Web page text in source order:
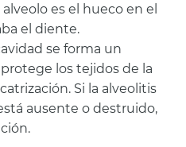
es el hueco en el
el diente.
se forma un
los tejidos de la
Si la alveolitis
ausente o destruido,